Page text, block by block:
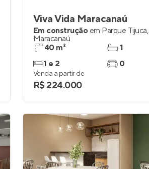
Viva Vida Maracanaú
Em construção em Parque Tijuca,
Maracanaú
40 m²
1 e 2
1
0
Venda a partir de
R$ 224.000